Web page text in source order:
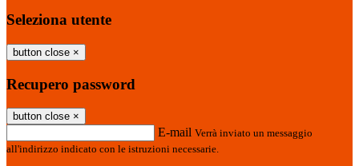
Seleziona utente
button close ×
Recupero password
button close ×
E-mail Verrà inviato un messaggio
all'indirizzo indicato con le istruzioni necessarie.